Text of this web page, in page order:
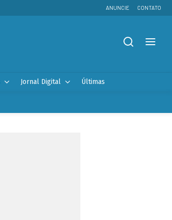
ANUNCIE CONTATO
Jornal Digital Últimas